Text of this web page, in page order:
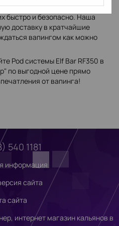
Pod системы Elf Bar RF350 в
быстро и безопасно. Наша
доставку в кратчайшие
вапингом как можно
Pod системы Elf Bar RF350 в
по выгодной цене прямо
от вапинга!
540 1181
информация
сайта
сайта
интернет магазин кальянов в